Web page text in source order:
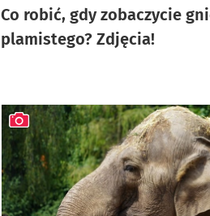
Co robić, gdy zobaczycie
plamistego? Zdjęcia!